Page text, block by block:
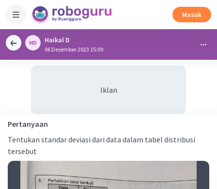
Masuk
Haikal D
06 Desember 2023 15:09
Iklan
Pertanyaan
Tentukan standar deviasi dari data dalam tabel distribusi
tersebut